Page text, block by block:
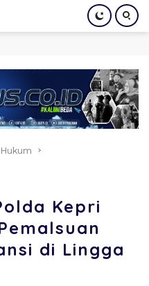
Hukum
Kepri
di Lingga